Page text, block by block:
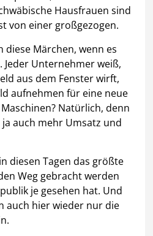
Hausfrauen sind
von einer großgezogen.
Märchen, wenn es
Unternehmer weiß,
aus dem Fenster wirft,
aufnehmen für eine neue
Natürlich, denn
auch mehr Umsatz und
diesen Tagen das größte
Weg gebracht werden
je gesehen hat. Und
auch hier wieder nur die